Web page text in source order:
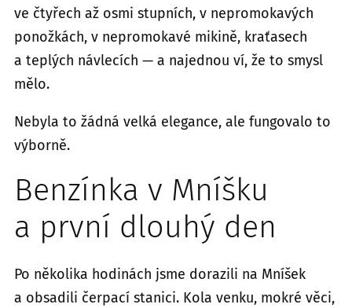
ve čtyřech až osmi stupních, v nepromokavých
ponožkách, v nepromokavé mikině, kraťasech
a teplých návlecích — a najednou ví, že to smysl
mělo.
Nebyla to žádná velká elegance, ale fungovalo to
výborně.
Benzínka v Mníšku
a první dlouhý den
Po několika hodinách jsme dorazili na Mníšek
a obsadili čerpací stanici. Kola venku, mokré věci,